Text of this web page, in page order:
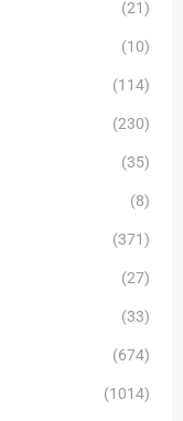
(21)
(10)
(114)
(230)
(35)
(8)
(371)
(27)
(33)
(674)
(1014)